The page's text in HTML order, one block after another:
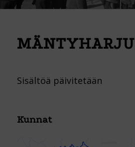
MÄNTYHARJU
Sisältöä päivitetään
Kunnat